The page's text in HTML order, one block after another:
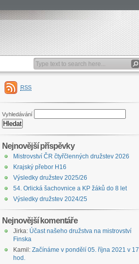
RSS
Vyhledávání
Nejnovější příspěvky
Mistrovství ČR čtyřčlenných družstev 2026
Krajský přebor H16
Výsledky družstev 2025/26
54. Orlická šachovnice a KP žáků do 8 let
Výsledky družstev 2024/25
Nejnovější komentáře
Jirka: Účast našeho družstva na mistrovství
Finska
Kamil : Začínáme v pondělí 05. října 2021 v 17
hod.